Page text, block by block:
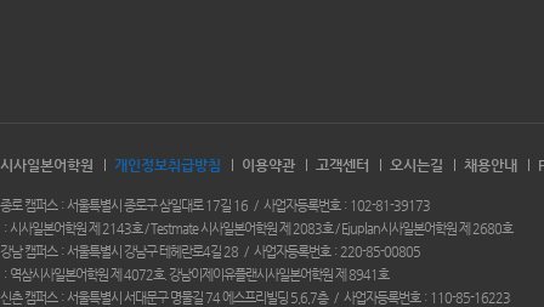
시사일본어학원 개인정보취급방침 이용약관 고객센터 오시는길 채용안내
종로 캠퍼스 서울특별시 종로구 삼일대로 17길 16 사업자등록번호
102-81-39173
시사일본어학원 제 2143호 / Testmate 시사일본어학원 제 2083호 / Ejuplan시사일본어학원 제 2680호
강남 캠퍼스
서울특별시 강남구 테헤란로4길 28 사업자등록번호
220-85-00805
역삼시사일본어학원 제 4072호. 강남이제이유플랜시사일본어학원 제 8941호
신촌 캠퍼스
서울특별시 서대문구 명물길 74 에스프리빌딩 5,6,7층 사업자등록번호
110-85-16223